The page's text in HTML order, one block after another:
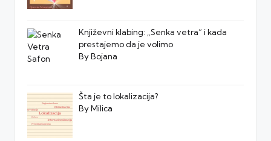
Književni klabing: „Senka vetra” i kada
prestajemo da je volimo
By Bojana
Šta je to lokalizacija?
By Milica